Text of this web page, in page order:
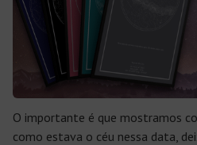
O importante é que mostramos
como estava o céu nessa data,